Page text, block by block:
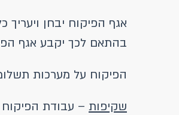
אגף הפיקוח יבחן
בהתאם לכך יקבע אגף
הפיקוח על מערכות
שקיפות – עבודת הפיקוח